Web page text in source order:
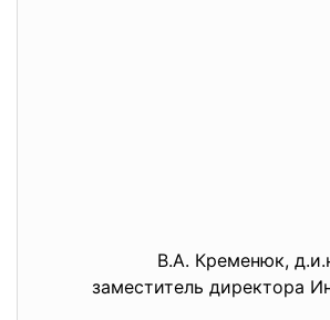
В.А. Кременюк,
заместитель директора